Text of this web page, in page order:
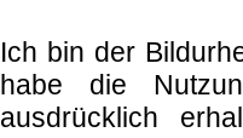
Ich bin der
habe die
ausdrücklich